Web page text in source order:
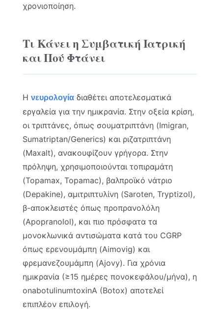
χρονιοποίηση.
Τι Κάνει η Συμβατική Ιατρική
και Πού Φτάνει
Ηνευρολογία διαθέτει αποτελεσματικά
εργαλεία για την ημικρανία. Στην οξεία κρίση,
οι τριπτάνες, όπως σουματριπτάνη (Imigran,
Sumatriptan/Generics) και ριζατριπτάνη
(Maxalt), ανακουφίζουν γρήγορα. Στην
πρόληψη, χρησιμοποιούνται τοπιραμάτη
(Topamax, Topamac), βαλπροϊκό νάτριο
(Depakine), αμιτριπτυλίνη (Saroten, Tryptizol),
β-αποκλειστές όπως προπρανολόλη
(Apopranolol), και πιο πρόσφατα τα
μονοκλωνικά αντισώματα κατά του CGRP
όπως ερενουμάμπη (Aimovig) και
φρεμανεζουμάμπη (Ajovy). Για χρόνια
ημικρανία (≥15 ημέρες πονοκεφάλου/μήνα), η
onabotulinumtoxinA (Botox) αποτελεί
επιπλέον επιλογή.